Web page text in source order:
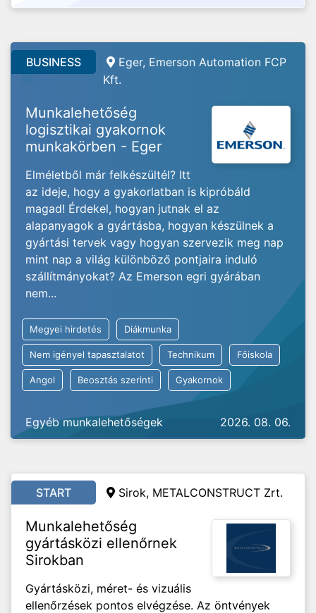
BUSINESS
Eger, Emerson Automation FCP
Kft.
Munkalehetőség
logisztikai gyakornok
munkakörben - Eger
Elméletből már felkészültél? Itt
az ideje, hogy a gyakorlatban is kipróbáld
magad! Érdekel, hogyan jutnak el az
alapanyagok a gyártásba, hogyan készülnek a
gyártási tervek vagy hogyan szervezik meg nap
mint nap a világ különböző pontjaira induló
szállítmányokat? Az Emerson egri gyárában
nem...
Megyei hirdetés Diákmunka
Nem igényel tapasztalatot Technikum Főiskola
Angol Beosztás szerinti Gyakornok
Egyéb munkalehetőségek 2026. 08. 06.
START Sirok, METALCONSTRUCT Zrt.
Munkalehetőség
gyártásközi ellenőrnek
Sirokban
Gyártásközi, méret- és vizuális
ellenőrzések pontos elvégzése. Az öntvények